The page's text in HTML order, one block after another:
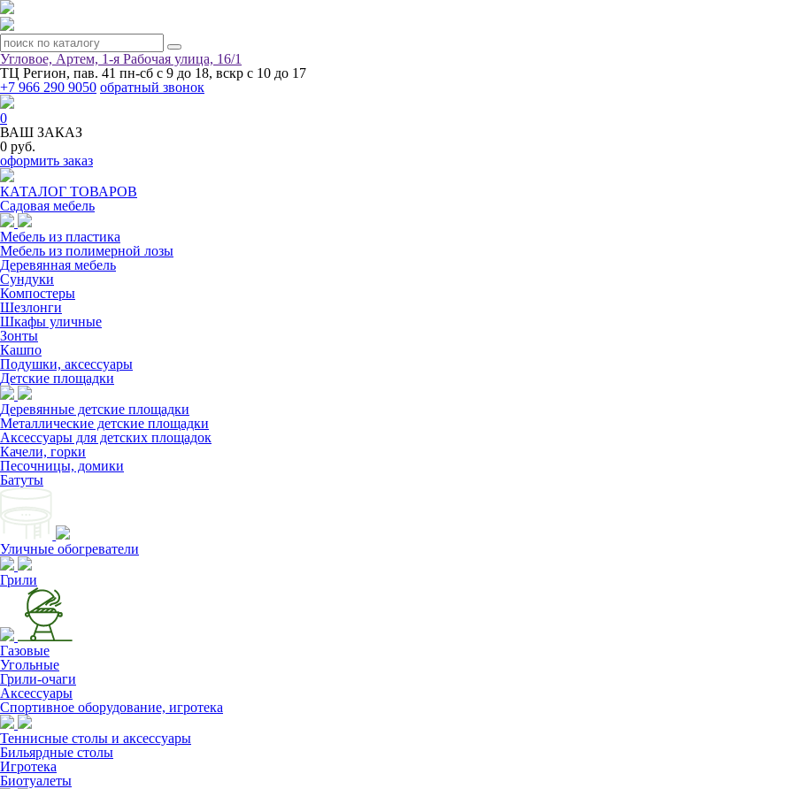
Угловое, Артем, ​1-я Рабочая улица, 16/1
ТЦ Регион, пав. 41 пн-сб с 9 до 18, вскр с 10 до 17
+7 966 290 9050 обратный звонок
0
ВАШ ЗАКАЗ
0 руб.
оформить заказ
КАТАЛОГ ТОВАРОВ
Садовая мебель
Мебель из пластика
Мебель из полимерной лозы
Деревянная мебель
Сундуки
Компостеры
Шезлонги
Шкафы уличные
Зонты
Кашпо
Подушки, аксессуары
Детские площадки
Деревянные детские площадки
Металлические детские площадки
Аксессуары для детских площадок
Качели, горки
Песочницы, домики
Батуты
Уличные обогреватели
Грили
Газовые
Угольные
Грили-очаги
Аксессуары
Спортивное оборудование, игротека
Теннисные столы и аксессуары
Бильярдные столы
Игротека
Биотуалеты